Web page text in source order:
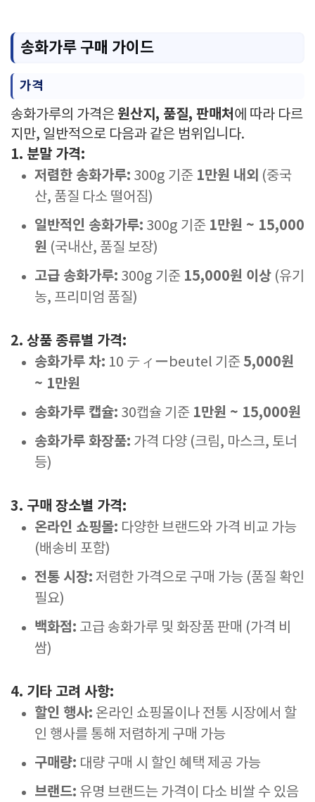
송화가루 구매 가이드
가격
송화가루의 가격은원산지, 품질, 판매처 에 따라 다르
지만, 일반적으로 다음과 같은 범위입니다.
1. 분말 가격:
저렴한 송화가루: 300g 기준 1만원 내외 (중국
산, 품질 다소 떨어짐)
일반적인 송화가루: 300g 기준 1만원 ~ 15,000
원 (국내산, 품질 보장)
고급 송화가루: 300g 기준 15,000원 이상 (유기
농, 프리미엄 품질)
2. 상품 종류별 가격:
송화가루 차: 10 ティーbeutel 기준 5,000원
~ 1만원
송화가루 캡슐: 30캡슐 기준 1만원 ~ 15,000원
송화가루 화장품: 가격 다양 (크림, 마스크, 토너
등)
3. 구매 장소별 가격:
온라인 쇼핑몰: 다양한 브랜드와 가격 비교 가능
(배송비 포함)
전통 시장: 저렴한 가격으로 구매 가능 (품질 확인
필요)
백화점: 고급 송화가루 및 화장품 판매 (가격 비
쌈)
4. 기타 고려 사항:
할인 행사: 온라인 쇼핑몰이나 전통 시장에서 할
인 행사를 통해 저렴하게 구매 가능
구매량: 대량 구매 시 할인 혜택 제공 가능
브랜드: 유명 브랜드는 가격이 다소 비쌀 수 있음